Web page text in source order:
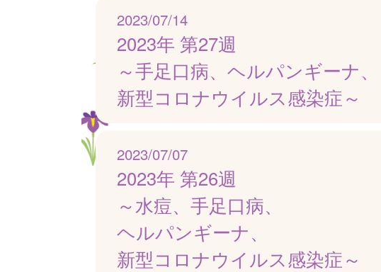
2023/07/14
2023年 第27週
～手足口病、ヘルパンギーナ、
新型コロナウイルス感染症～
2023/07/07
2023年 第26週
～水痘、手足口病、
ヘルパンギーナ、
新型コロナウイルス感染症～